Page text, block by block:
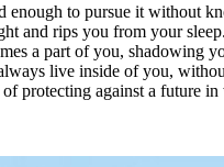
enough to pursue it without
and rips you from your
a part of you, shadowing
live inside of you,
protecting against a future